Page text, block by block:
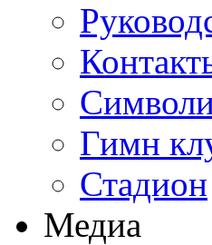
Гимн
Стадион
Медиа